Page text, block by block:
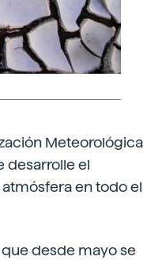
Meteorológica
desarrolle el
en todo el
desde mayo se